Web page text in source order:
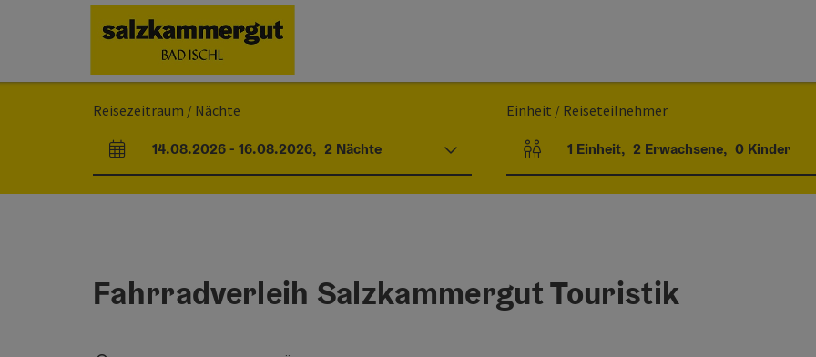
[0]
Zur Navigation[1]
Zum Seitenanfang
[7]
Reisezeitraum / Nächte
An- und Abreisefelder
14.08.2026- 16.08.2026, 2 Nächte
Einheit / Reiseteilnehmer
Einheitenanzahl und Personenfelder
1 Einheit, 2 Erwachsene, 0 Kinder
Fahrradverleih Salzkammergut Touristik